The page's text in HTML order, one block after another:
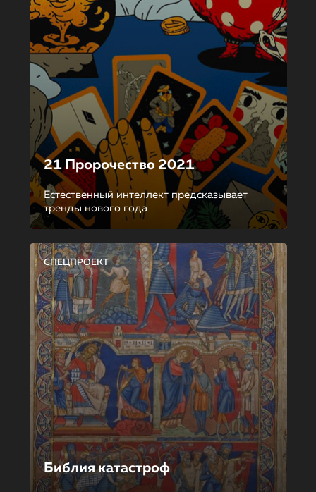
21 Пророчество 2021
Естественный интеллект предсказывает
тренды нового года
СПЕЦПРОЕКТ
Библия катастроф